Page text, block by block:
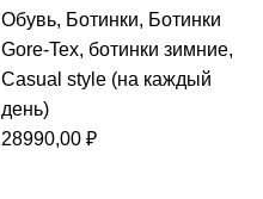
Обувь, Ботинки, Ботинки
Gore-Tex, ботинки зимние,
Casual style (на каждый
день)
28990,00 ₽